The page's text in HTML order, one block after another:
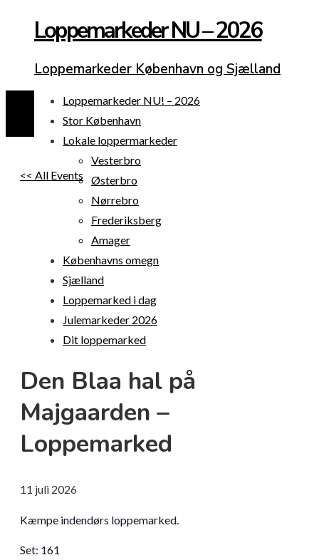
Loppemarkeder NU – 2026
Loppemarkeder København og Sjælland
Loppemarkeder NU! – 2026
Stor København
Lokale loppermarkeder
Vesterbro
Østerbro
Nørrebro
Frederiksberg
Amager
Københavns omegn
Sjælland
Loppemarked i dag
Julemarkeder 2026
Dit loppemarked
<< All Events
Den Blaa hal på
Majgaarden –
Loppemarked
11 juli 2026
Kæmpe indendørs loppemarked.
Set: 161